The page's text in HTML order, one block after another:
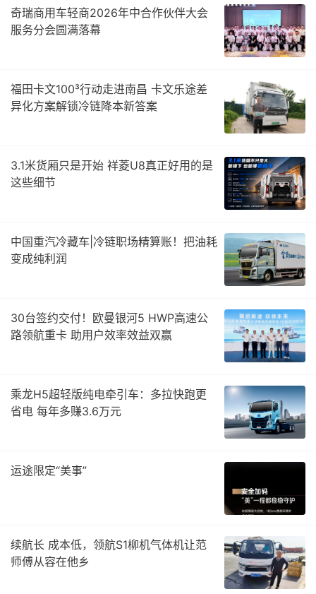
奇瑞商用车轻商2026年中合作伙伴大会
服务分会圆满落幕
福田卡文100³行动走进南昌 卡文乐途差
异化方案解锁冷链降本新答案
3.1米货厢只是开始 祥菱U8真正好用的是
这些细节
中国重汽冷藏车|冷链职场精算账！把油耗
变成纯利润
30台签约交付！欧曼银河5 HWP高速公
路领航重卡 助用户效率效益双赢
乘龙H5超轻版纯电牵引车：多拉快跑更
省电 每年多赚3.6万元
运途限定“美事”
续航长 成本低，领航S1柳机气体机让范
师傅从容在他乡